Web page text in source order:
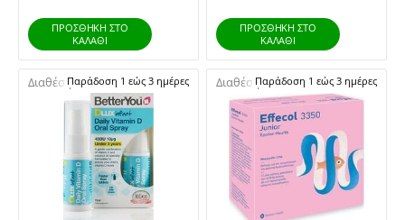
ΠΡΟΣΘΉΚΗ ΣΤΟ
ΚΑΛΆΘΙ
ΠΡΟΣΘΉΚΗ ΣΤΟ
ΚΑΛΆΘΙ
Διαθέσιμο:Παράδοση 1 εώς 3 ημέρες Διαθέσιμο:Παράδοση 1 εώς 3 ημέρες